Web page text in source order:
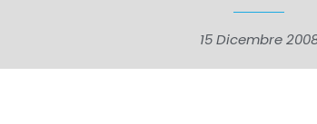
15 Dicembre